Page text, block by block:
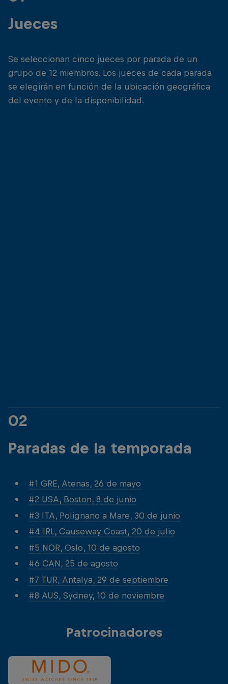
Jueces
Se seleccionan cinco jueces por parada de un
grupo de 12 miembros. Los jueces de cada parada
se elegirán en función de la ubicación geográfica
del evento y de la disponibilidad.
02
Paradas de la temporada
#1 GRE, Atenas, 26 de mayo
#2 USA, Boston, 8 de junio
#3 ITA, Polignano a Mare, 30 de junio
#4 IRL, Causeway Coast, 20 de julio
#5 NOR, Oslo, 10 de agosto
#6 CAN, 25 de agosto
#7 TUR, Antalya, 29 de septiembre
#8 AUS, Sydney, 10 de noviembre
Patrocinadores